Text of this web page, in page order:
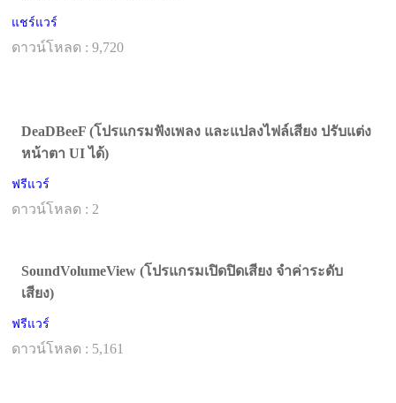
แชร์แวร์
ดาวน์โหลด : 9,720
DeaDBeeF (โปรแกรมฟังเพลง และแปลงไฟล์เสียง ปรับแต่ง
หน้าตา UI ได้)
ฟรีแวร์
ดาวน์โหลด : 2
SoundVolumeView (โปรแกรมเปิดปิดเสียง จำค่าระดับ
เสียง)
ฟรีแวร์
ดาวน์โหลด : 5,161